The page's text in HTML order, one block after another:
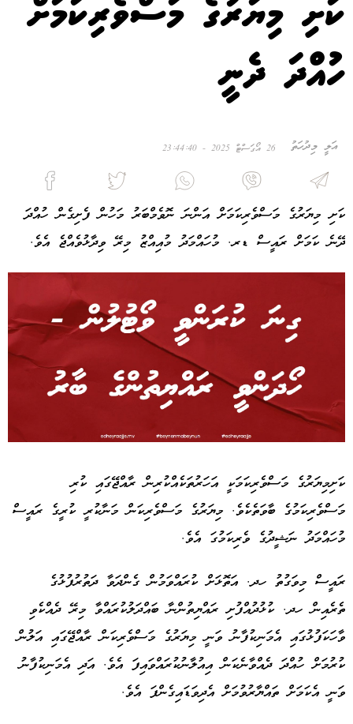
ކަށި މިޔަރުގެ މަސްވެރިކަމަށް
ހުއްދަ ދެނީ
އަލީ މިދުހަތު 26 އޯގަސްޓް 2025 - 23:44:40
ކަށި މިޔަރުގެ މަސްވެރިކަމަށް އަންނަ ނޮވެމްބަރު މަހުން ފެށިގެން ހުއްދަ
ދޭނެ ކަމަށް ރައީސް ޑރ. މުހައްމަދު މުއިއްޒު މިރޭ ވިދާޅުވެއްޖެ އެވެ.
ކަށިމިޔަރުގެ މަސްވެރިކަމަކީ އަހަރުތަކެއްކުރިން ރާއްޖޭގައި ކުރި
މަސްވެރިކަމުގެ ބާވަތެކެވެ. މިޔަރުގެ މަސްވެރިކަން މަނާކުރީ ކުރީގެ ރައީސް
މުހައްމަދު ނަޝީދުގެ ވެރިކަމުގަ އެވެ.
ރައީސް މިވަގުތު ހދ. އަތޮޅަށް ކުރައްވަމުން ގެންދަވާ ދަތުރުފުޅުގެ
ތެރެއިން ހދ. ކުޅުދުއްފުށި ރައްޔިތުންނާ ބައްދަލުކުރައްވާ މިރޭ ދެއްކެވި
ވާހަކަފުޅުގައި އެމަނިކުފާނު ވަނީ މިޔަރުގެ މަސްވެރިކަން ރާއްޖޭގައި އަލުން
ކުރުމަށް ހުއްދަ ދެއްވާނެކަން އިއުލާނުކުރައްވައިފަ އެވެ. އަދި އެމަނިކުފާނު
ވަނީ އެކަމަށް ތައްޔާރުވުމަށް އެދިވަޑައިގެންފަ އެވެ.